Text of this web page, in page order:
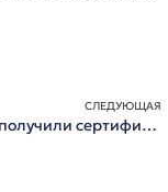
СЛЕДУЮЩАЯ
Почти тысяча ветеранов в Омске получили сертификаты на жилье